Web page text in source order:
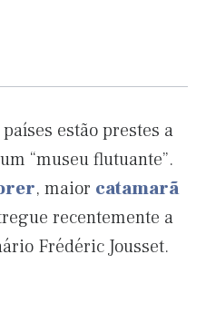
estão prestes a
“museu flutuante”.
, maior catamarã
recentemente a
Frédéric Jousset.